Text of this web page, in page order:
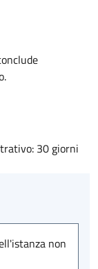
30 giorni
non